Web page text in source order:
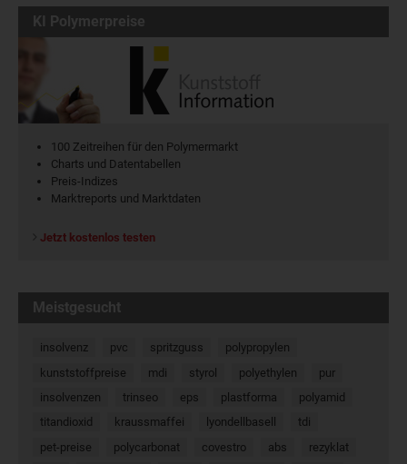
KI Polymerpreise
100 Zeitreihen für den Polymermarkt
Charts und Datentabellen
Preis-Indizes
Marktreports und Marktdaten
Jetzt kostenlos testen
Meistgesucht
insolvenz pvc spritzguss
polypropylen
kunststoffpreise
mdi styrol polyethylen
pur
insolvenzen
trinseo eps plastforma
polyamid
titandioxid
kraussmaffei lyondellbasell
tdi
pet-preise
polycarbonat covestro abs
rezyklat